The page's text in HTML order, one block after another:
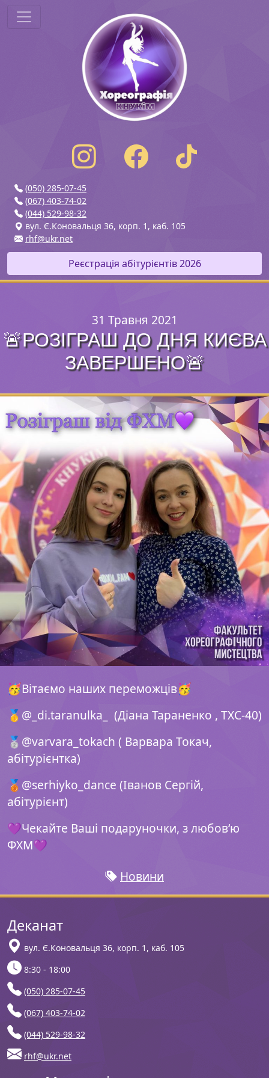
(050) 285-07-45
(067) 403-74-02
(044) 529-98-32
вул. Є.Коновальця 36, корп. 1, каб. 105
rhf@ukr.net
Реєстрація абітурієнтів 2026
31 Травня 2021
🚨РОЗІГРАШ ДО ДНЯ КИЄВА
ЗАВЕРШЕНО🚨
🥳Вітаємо наших переможців🥳
🥇@_di.taranulkа_ (Діана Тараненко , ТХС-40)
🥈@varvara_tokach ( Варвара Токач,
абітурієнтка)
🥉@serhiyko_dance (Іванов Сергій,
абітурієнт)
💜Чекайте Ваші подаруночки, з любов‘ю
ФХМ💜
Новини
Деканат
вул. Є.Коновальця 36, корп. 1, каб. 105
8:30 - 18:00
(050) 285-07-45
(067) 403-74-02
(044) 529-98-32
rhf@ukr.net